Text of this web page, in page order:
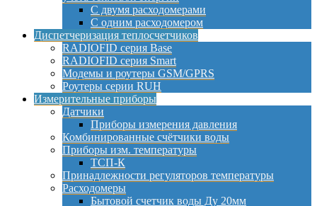
С двумя расходомерами
С одним расходомером
Диспетчеризация теплосчетчиков
RADIOFID серия Base
RADIOFID серия Smart
Модемы и роутеры GSM/GPRS
Роутеры серии RUH
Измерительные приборы
Датчики
Приборы измерения давления
Комбинированные счётчики воды
Приборы изм. температуры
ТСП-К
Принадлежности регуляторов температуры
Расходомеры
Бытовой счетчик воды Ду 20мм